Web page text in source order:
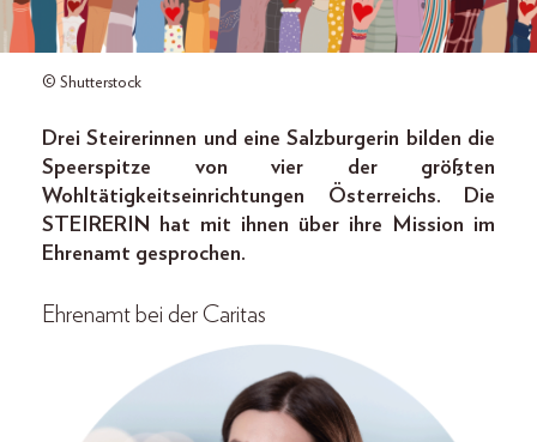
© Shutterstock
Drei Steirerinnen und eine Salzburgerin bilden die
Speerspitze von vier der größten
Wohltätigkeitseinrichtungen Österreichs. Die
STEIRERIN hat mit ihnen über ihre Mission im
Ehrenamt gesprochen.
Ehrenamt bei der Caritas